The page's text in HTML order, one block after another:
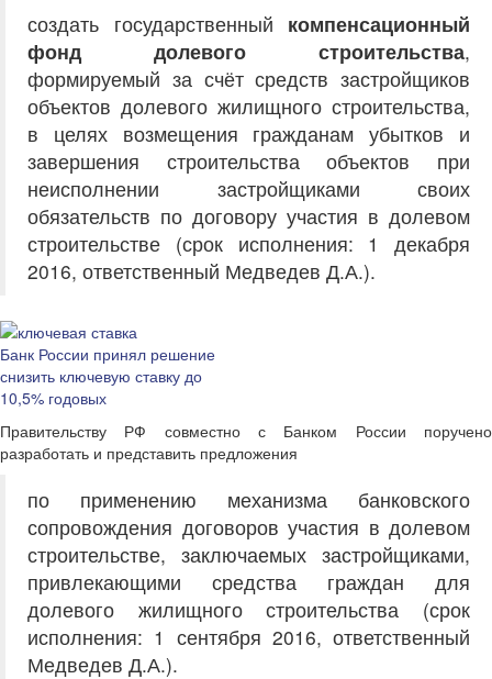
создать государственный компенсационный
фонд долевого строительства,
формируемый за счёт средств застройщиков
объектов долевого жилищного строительства,
в целях возмещения гражданам убытков и
завершения строительства объектов при
неисполнении застройщиками своих
обязательств по договору участия в долевом
строительстве (срок исполнения: 1 декабря
2016, ответственный Медведев Д.А.).
Банк России принял решение
снизить ключевую ставку до
10,5% годовых
Правительству РФ совместно с Банком России поручено
разработать и представить предложения
по применению механизма банковского
сопровождения договоров участия в долевом
строительстве, заключаемых застройщиками,
привлекающими средства граждан для
долевого жилищного строительства (срок
исполнения: 1 сентября 2016, ответственный
Медведев Д.А.).